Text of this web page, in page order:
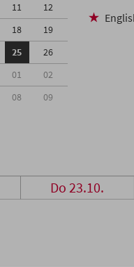
11
12
18
19
25
26
01
02
08 09
Do 23.10.